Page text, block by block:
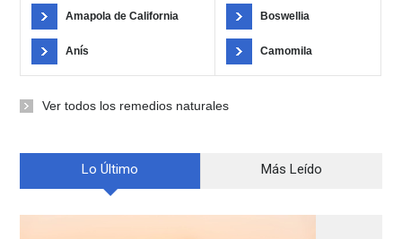
Amapola de California
Anís
Boswellia
Camomila
Ver todos los remedios naturales
Lo Último Más Leído